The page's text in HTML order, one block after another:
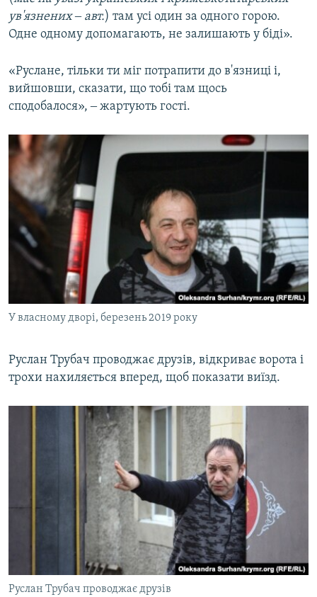
ув'язнених ‒ авт.) там усі один за одного горою.
Одне одному допомагають, не залишають у біді».
«Руслане, тільки ти міг потрапити до в'язниці і,
вийшовши, сказати, що тобі там щось
сподобалося», ‒ жартують гості.
У власному дворі, березень 2019 року
Руслан Трубач проводжає друзів, відкриває ворота і
трохи нахиляється вперед, щоб показати виїзд.
Руслан Трубач проводжає друзів